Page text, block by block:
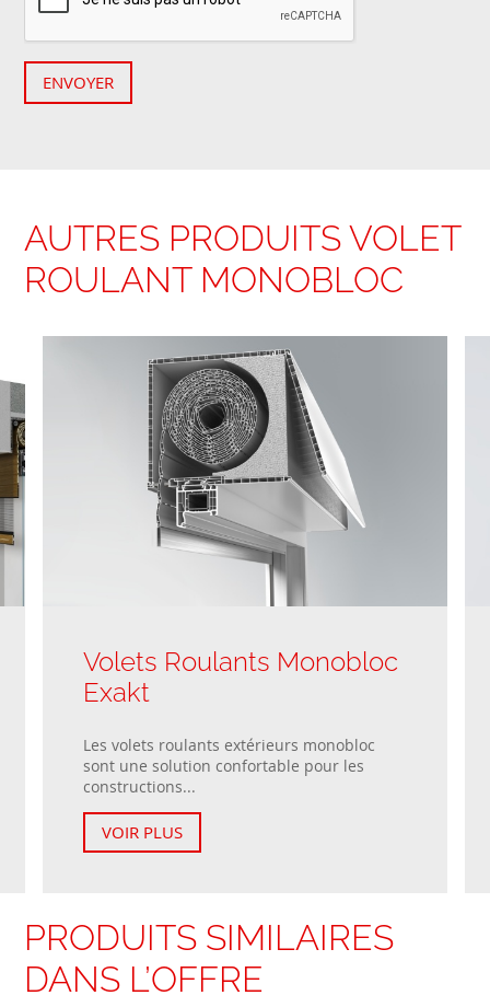
ENVOYER
AUTRES PRODUITS VOLET
ROULANT MONOBLOC
Volets Roulants Monobloc
Exakt
Les volets roulants extérieurs monobloc
sont une solution confortable pour les
constructions...
VOIR PLUS
PRODUITS SIMILAIRES
DANS L’OFFRE